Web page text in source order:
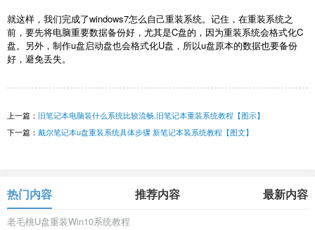
就这样，我们完成了windows7怎么自己重装系统。记住，在重装系统之
前，要先将电脑重要数据备份好，尤其是C盘的，因为重装系统会格式化C
盘。另外，制作u盘启动盘也会格式化U盘，所以u盘原本的数据也要备份
好，避免丢失。
上一篇： 旧笔记本电脑装什么系统比较流畅,旧笔记本重装系统教程【图示】
下一篇： 戴尔笔记本u盘重装系统具体步骤 新笔记本装系统教程【图文】
热门内容 推荐内容 最新内容
老毛桃U盘重装Win10系统教程